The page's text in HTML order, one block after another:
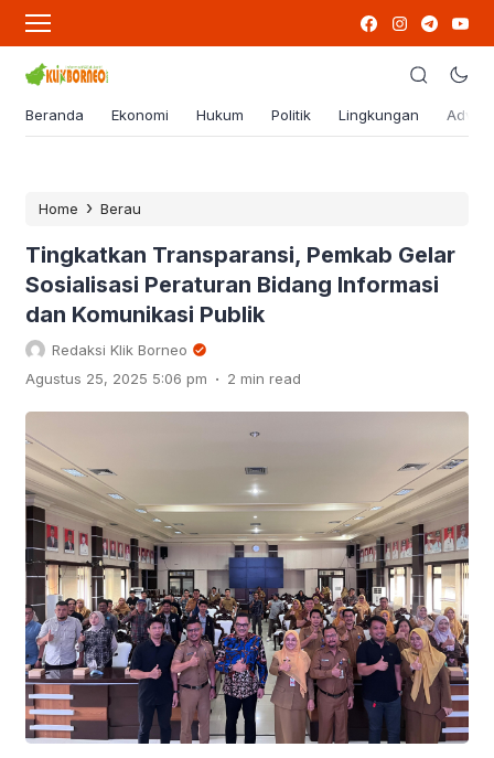
Beranda Ekonomi Hukum Politik Lingkungan
Home › Berau
Tingkatkan Transparansi, Pemkab Gelar
Sosialisasi Peraturan Bidang Informasi
dan Komunikasi Publik
Redaksi Klik Borneo
Agustus 25, 2025 5:06 pm . 2 min read